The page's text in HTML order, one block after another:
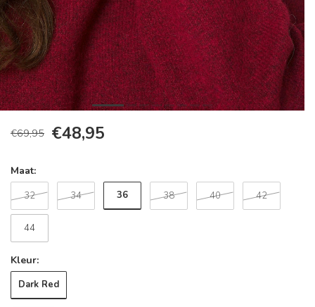
€69,95 €48,95
Maat:
32 34 36 38 40 42
44
Kleur:
Dark Red